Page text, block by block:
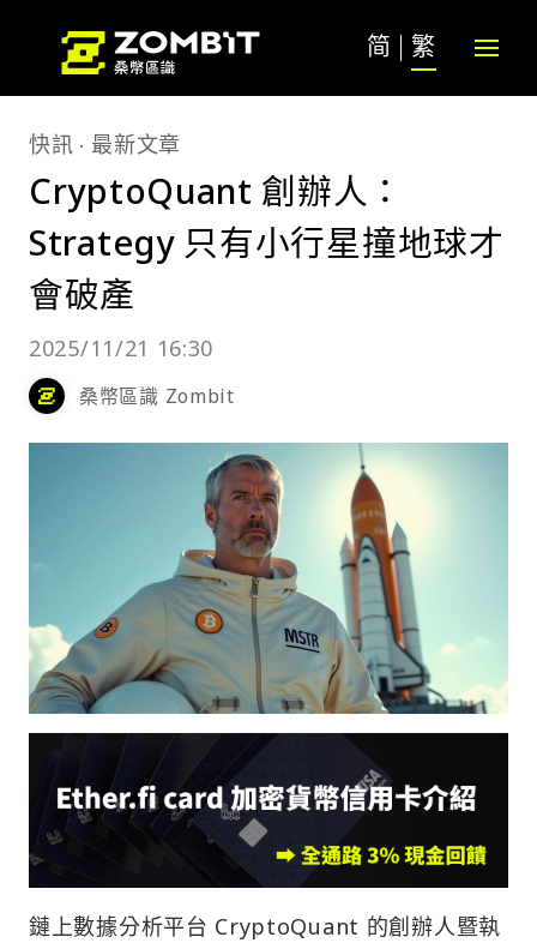
简 繁
快訊 最新文章
CryptoQuant 創辦人：
Strategy 只有小行星撞地球才
會破產
2025/11/21 16:30
桑幣區識 Zombit
鏈上數據分析平台 CryptoQuant 的創辦人暨執